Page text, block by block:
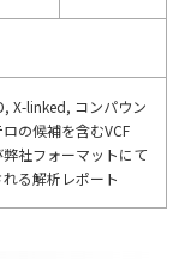
X-linked, コンパウン
ロの候補を含むVCF
弊社フォーマットにて
る解析レポート